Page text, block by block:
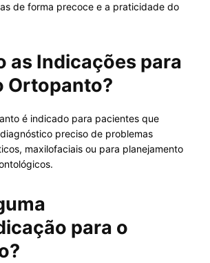
de forma precoce e a praticidade do
as Indicações para
Ortopanto?
é indicado para pacientes que
preciso de problemas
maxilofaciais ou para planejamento
para o